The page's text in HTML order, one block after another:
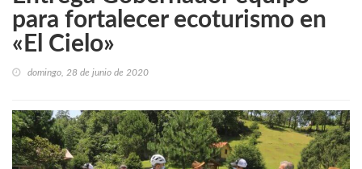
para fortalecer ecoturismo en
«El Cielo»
domingo, 28 de junio de 2020